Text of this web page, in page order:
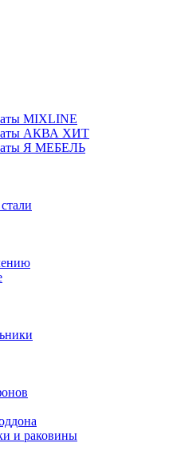
MIXLINE
АКВА ХИТ
Я МЕБЕЛЬ
и раковины